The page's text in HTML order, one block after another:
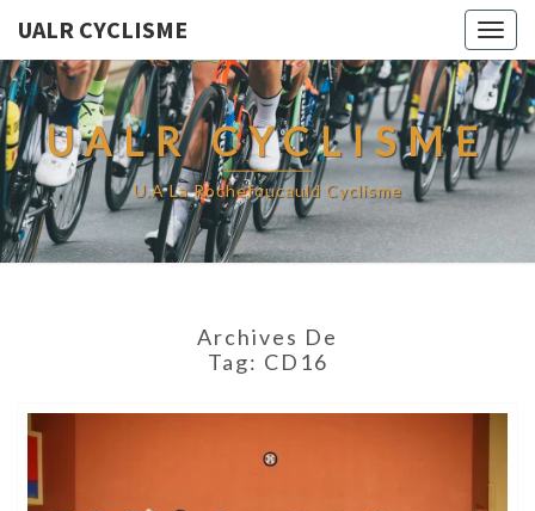
UALR CYCLISME
UALR CYCLISME
U.A La Rochefoucauld Cyclisme
Archives De
Tag: CD16